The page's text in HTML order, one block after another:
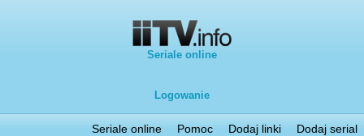
Seriale online
Logowanie
Seriale online Pomoc Dodaj linki Dodaj serial